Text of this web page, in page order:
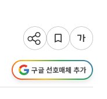
구글 선호매체 추가